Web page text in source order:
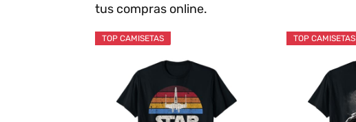
tus compras online.
TOP CAMISETAS TOP CAMISETAS